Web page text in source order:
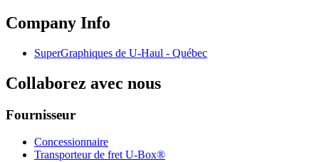
Company Info
SuperGraphiques de U-Haul - Québec
Collaborez avec nous
Fournisseur
Concessionnaire
Transporteur de fret U-Box®